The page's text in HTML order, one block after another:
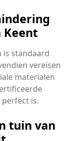
is standaard
vereisen
materialen
is.
tuin van